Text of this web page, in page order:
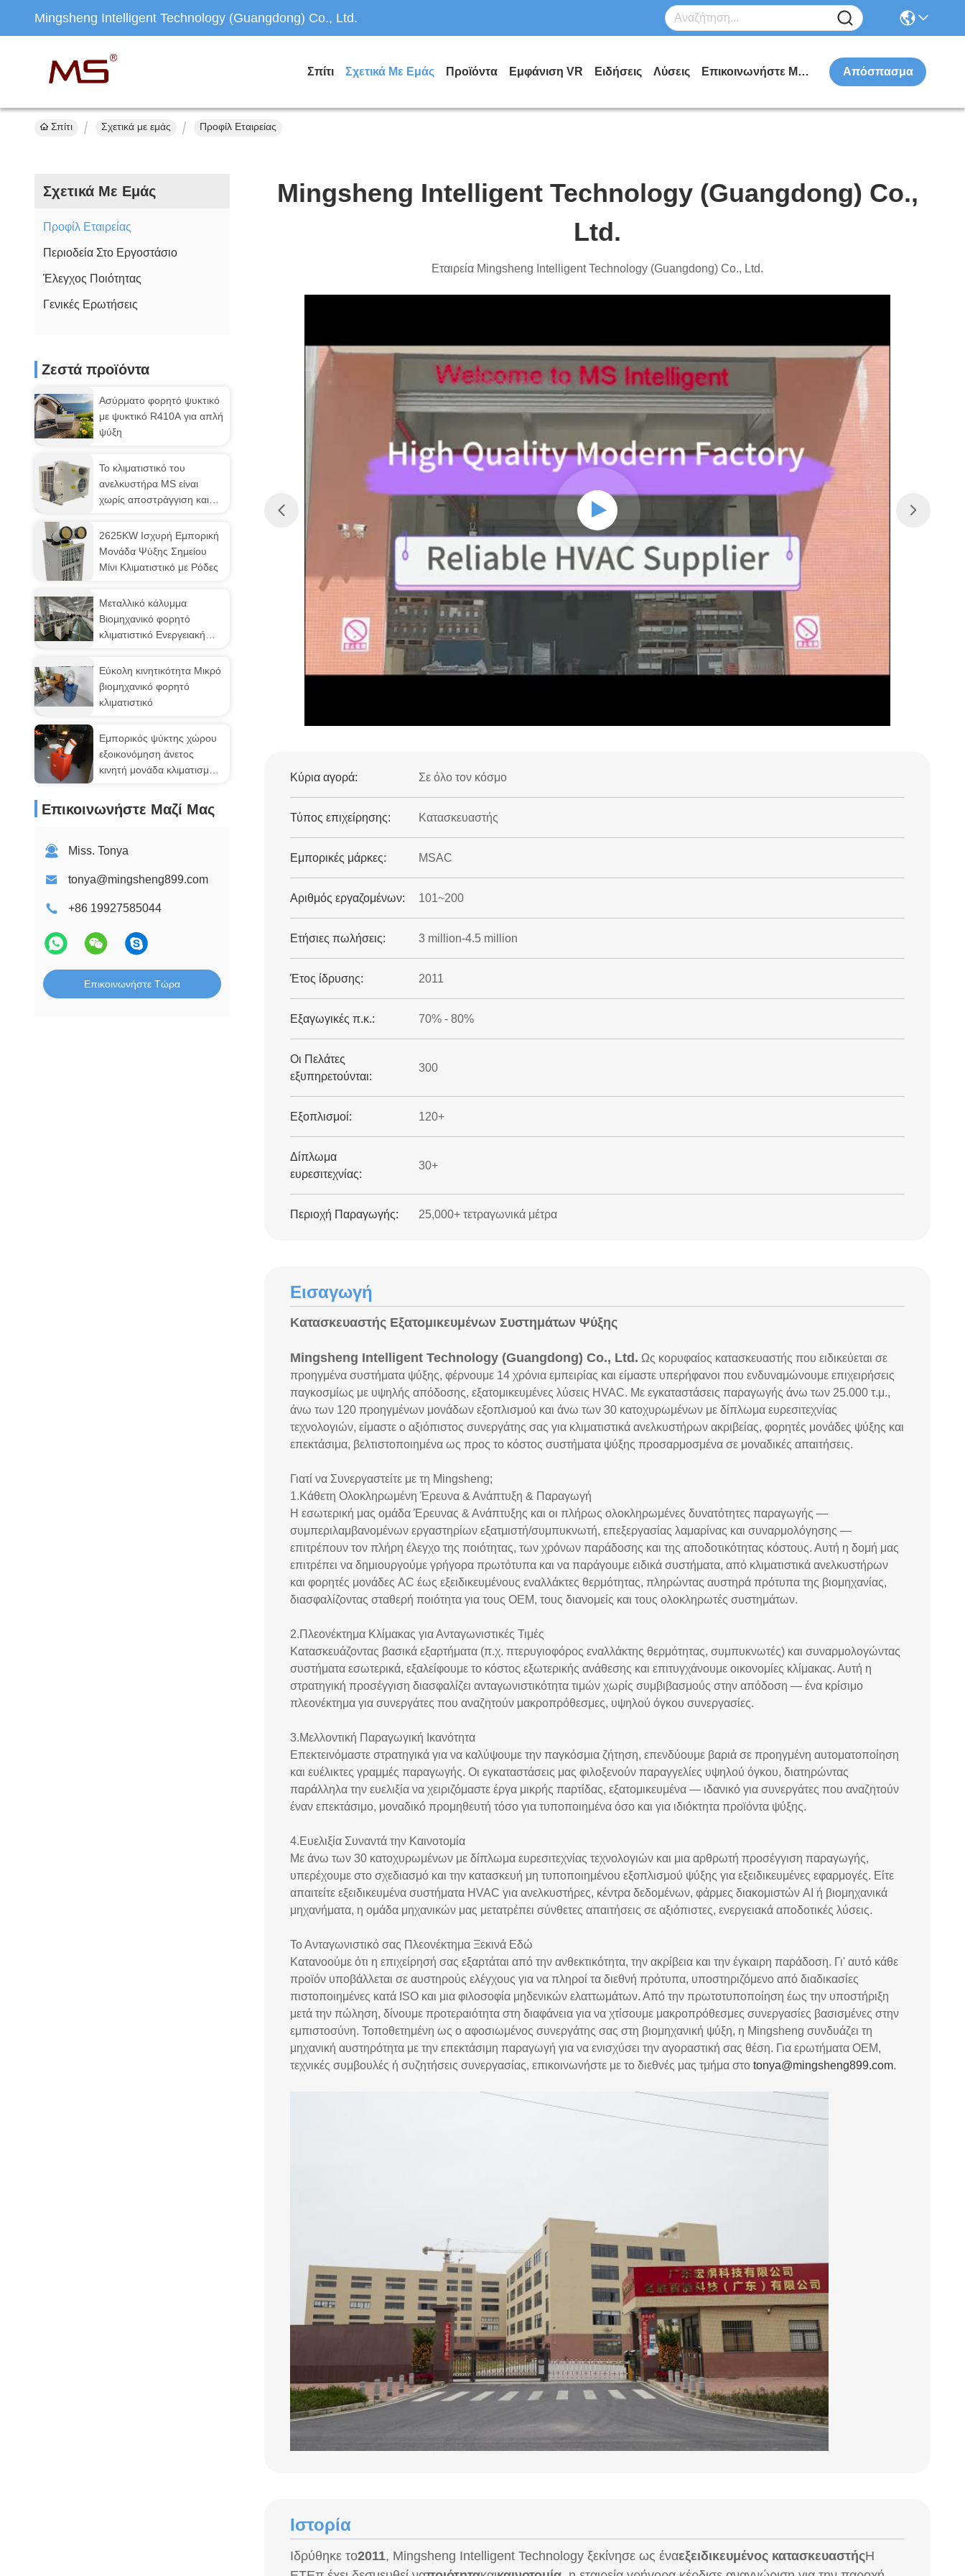
Mingsheng Intelligent Technology (Guangdong) Co., Ltd.
Σπίτι Σχετικά Με Εμάς Προϊόντα Εμφάνιση VR Ειδήσεις Λύσεις Επικοινωνήστε Μαζί Μας Απόσπασμα
Σπίτι Σχετικά με εμάς Προφίλ Εταιρείας
Σχετικά Με Εμάς
Προφίλ Εταιρείας
Περιοδεία Στο Εργοστάσιο
Έλεγχος Ποιότητας
Γενικές Ερωτήσεις
Ζεστά προϊόντα
Ασύρματο φορητό ψυκτικό
με ψυκτικό R410A για απλή
ψύξη
Το κλιματιστικό του
ανελκυστήρα MS είναι
χωρίς αποστράγγιση και
κύκλου.
2625KW Ισχυρή Εμπορική
Μονάδα Ψύξης Σημείου
Μίνι Κλιματιστικό με Ρόδες
Μεταλλικό κάλυμμα
Βιομηχανικό φορητό
κλιματιστικό Ενεργειακή
κλιματισμού
Εύκολη κινητικότητα Μικρό
βιομηχανικό φορητό
κλιματιστικό
Εμπορικός ψύκτης χώρου
εξοικονόμηση άνετος
κινητή μονάδα κλιματισμού
Επικοινωνήστε Μαζί Μας
Miss. Tonya
tonya@mingsheng899.com
+86 19927585044
Επικοινωνήστε Τώρα
Mingsheng Intelligent Technology (Guangdong) Co.,
Ltd.
Εταιρεία Mingsheng Intelligent Technology (Guangdong) Co., Ltd.
Κύρια αγορά: Σε όλο τον κόσμο
Τύπος επιχείρησης: Κατασκευαστής
Εμπορικές μάρκες: MSAC
Αριθμός εργαζομένων: 101~200
Ετήσιες πωλήσεις: 3 million-4.5 million
Έτος ίδρυσης: 2011
Εξαγωγικές π.κ.: 70% - 80%
Οι Πελάτες
εξυπηρετούνται:
300
Εξοπλισμοί: 120+
Δίπλωμα
ευρεσιτεχνίας:
30+
Περιοχή Παραγωγής: 25,000+ τετραγωνικά μέτρα
Εισαγωγή
Κατασκευαστής Εξατομικευμένων Συστημάτων Ψύξης
Mingsheng Intelligent Technology (Guangdong) Co., Ltd. Ως κορυφαίος κατασκευαστής που ειδικεύεται σε
προηγμένα συστήματα ψύξης, φέρνουμε 14 χρόνια εμπειρίας και είμαστε υπερήφανοι που ενδυναμώνουμε επιχειρήσεις
παγκοσμίως με υψηλής απόδοσης, εξατομικευμένες λύσεις HVAC. Με εγκαταστάσεις παραγωγής άνω των 25.000 τ.μ.,
άνω των 120 προηγμένων μονάδων εξοπλισμού και άνω των 30 κατοχυρωμένων με δίπλωμα ευρεσιτεχνίας
τεχνολογιών, είμαστε ο αξιόπιστος συνεργάτης σας για κλιματιστικά ανελκυστήρων ακριβείας, φορητές μονάδες ψύξης και
επεκτάσιμα, βελτιστοποιημένα ως προς το κόστος συστήματα ψύξης προσαρμοσμένα σε μοναδικές απαιτήσεις.
Γιατί να Συνεργαστείτε με τη Mingsheng;
1.Κάθετη Ολοκληρωμένη Έρευνα & Ανάπτυξη & Παραγωγή
Η εσωτερική μας ομάδα Έρευνας & Ανάπτυξης και οι πλήρως ολοκληρωμένες δυνατότητες παραγωγής —
συμπεριλαμβανομένων εργαστηρίων εξατμιστή/συμπυκνωτή, επεξεργασίας λαμαρίνας και συναρμολόγησης —
επιτρέπουν τον πλήρη έλεγχο της ποιότητας, των χρόνων παράδοσης και της αποδοτικότητας κόστους. Αυτή η δομή μας
επιτρέπει να δημιουργούμε γρήγορα πρωτότυπα και να παράγουμε ειδικά συστήματα, από κλιματιστικά ανελκυστήρων
και φορητές μονάδες AC έως εξειδικευμένους εναλλάκτες θερμότητας, πληρώντας αυστηρά πρότυπα της βιομηχανίας,
διασφαλίζοντας σταθερή ποιότητα για τους OEM, τους διανομείς και τους ολοκληρωτές συστημάτων.
2.Πλεονέκτημα Κλίμακας για Ανταγωνιστικές Τιμές
Κατασκευάζοντας βασικά εξαρτήματα (π.χ. πτερυγιοφόρος εναλλάκτης θερμότητας, συμπυκνωτές) και συναρμολογώντας
συστήματα εσωτερικά, εξαλείφουμε το κόστος εξωτερικής ανάθεσης και επιτυγχάνουμε οικονομίες κλίμακας. Αυτή η
στρατηγική προσέγγιση διασφαλίζει ανταγωνιστικότητα τιμών χωρίς συμβιβασμούς στην απόδοση — ένα κρίσιμο
πλεονέκτημα για συνεργάτες που αναζητούν μακροπρόθεσμες, υψηλού όγκου συνεργασίες.
3.Μελλοντική Παραγωγική Ικανότητα
Επεκτεινόμαστε στρατηγικά για να καλύψουμε την παγκόσμια ζήτηση, επενδύουμε βαριά σε προηγμένη αυτοματοποίηση
και ευέλικτες γραμμές παραγωγής. Οι εγκαταστάσεις μας φιλοξενούν παραγγελίες υψηλού όγκου, διατηρώντας
παράλληλα την ευελιξία να χειριζόμαστε έργα μικρής παρτίδας, εξατομικευμένα — ιδανικό για συνεργάτες που αναζητούν
έναν επεκτάσιμο, μοναδικό προμηθευτή τόσο για τυποποιημένα όσο και για ιδιόκτητα προϊόντα ψύξης.
4.Ευελιξία Συναντά την Καινοτομία
Με άνω των 30 κατοχυρωμένων με δίπλωμα ευρεσιτεχνίας τεχνολογιών και μια αρθρωτή προσέγγιση παραγωγής,
υπερέχουμε στο σχεδιασμό και την κατασκευή μη τυποποιημένου εξοπλισμού ψύξης για εξειδικευμένες εφαρμογές. Είτε
απαιτείτε εξειδικευμένα συστήματα HVAC για ανελκυστήρες, κέντρα δεδομένων, φάρμες διακομιστών AI ή βιομηχανικά
μηχανήματα, η ομάδα μηχανικών μας μετατρέπει σύνθετες απαιτήσεις σε αξιόπιστες, ενεργειακά αποδοτικές λύσεις.
Το Ανταγωνιστικό σας Πλεονέκτημα Ξεκινά Εδώ
Κατανοούμε ότι η επιχείρησή σας εξαρτάται από την ανθεκτικότητα, την ακρίβεια και την έγκαιρη παράδοση. Γι' αυτό κάθε
προϊόν υποβάλλεται σε αυστηρούς ελέγχους για να πληροί τα διεθνή πρότυπα, υποστηριζόμενο από διαδικασίες
πιστοποιημένες κατά ISO και μια φιλοσοφία μηδενικών ελαττωμάτων. Από την πρωτοτυποποίηση έως την υποστήριξη
μετά την πώληση, δίνουμε προτεραιότητα στη διαφάνεια για να χτίσουμε μακροπρόθεσμες συνεργασίες βασισμένες στην
εμπιστοσύνη. Τοποθετημένη ως ο αφοσιωμένος συνεργάτης σας στη βιομηχανική ψύξη, η Mingsheng συνδυάζει τη
μηχανική αυστηρότητα με την επεκτάσιμη παραγωγή για να ενισχύσει την αγοραστική σας θέση. Για ερωτήματα OEM,
τεχνικές συμβουλές ή συζητήσεις συνεργασίας, επικοινωνήστε με το διεθνές μας τμήμα στο tonya@mingsheng899.com.
Ιστορία
Ιδρύθηκε το2011, Mingsheng Intelligent Technology ξεκίνησε ως έναεξειδικευμένος κατασκευαστήςΗ